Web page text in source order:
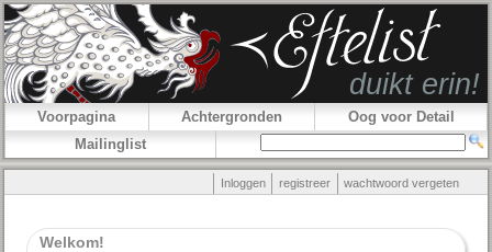
Voorpagina Achtergronden
Oog voor Detail
Mailinglist
Inloggen registreer wachtwoord vergeten
Welkom!